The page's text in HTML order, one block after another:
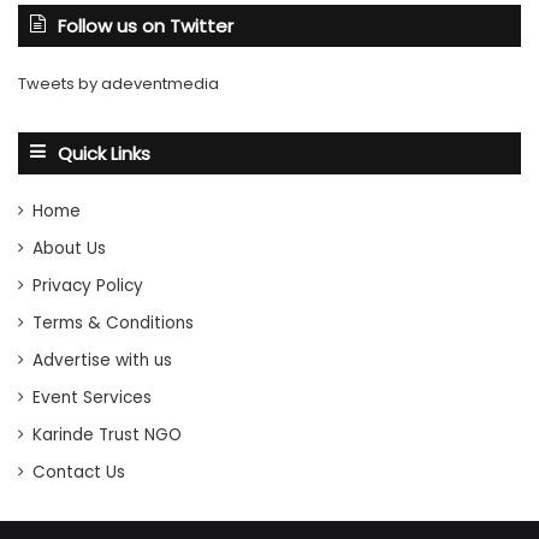
Follow us on Twitter
Tweets by adeventmedia
Quick Links
Home
About Us
Privacy Policy
Terms & Conditions
Advertise with us
Event Services
Karinde Trust NGO
Contact Us